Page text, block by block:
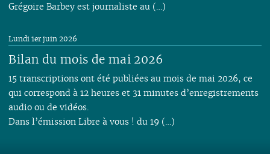
Grégoire Barbey est journaliste au (…)
Bilan du mois de mai 2026
Lundi 1er juin 2026
15 transcriptions ont été publiées au mois de mai 2026, ce
qui correspond à 12 heures et 31 minutes d’enregistrements
audio ou de vidéos.
Dans l’émission Libre à vous ! du 19 (…)